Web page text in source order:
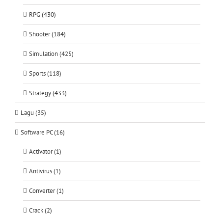
RPG (430)
Shooter (184)
Simulation (425)
Sports (118)
Strategy (433)
Lagu (35)
Software PC (16)
Activator (1)
Antivirus (1)
Converter (1)
Crack (2)